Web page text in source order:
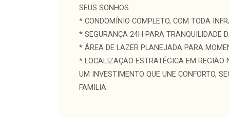
SEUS SONHOS.
* CONDOMÍNIO COMPLETO, COM TODA
* SEGURANÇA 24H PARA TRANQUILIDADE
* ÁREA DE LAZER PLANEJADA PARA
* LOCALIZAÇÃO ESTRATÉGICA EM REGIÃO
UM INVESTIMENTO QUE UNE CONFORTO,
FAMILIA.